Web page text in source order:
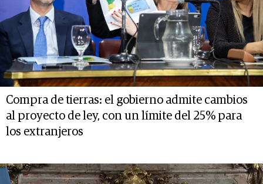
Compra de tierras: el gobierno admite cambios
al proyecto de ley, con un límite del 25% para
los extranjeros